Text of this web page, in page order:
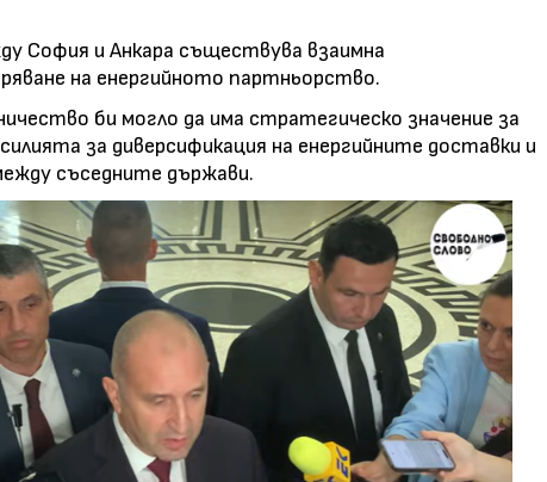
София и Анкара съществува взаимна
на енергийното партньорство.
би могло да има стратегическо значение за
за диверсификация на енергийните доставки и
съседните държави.